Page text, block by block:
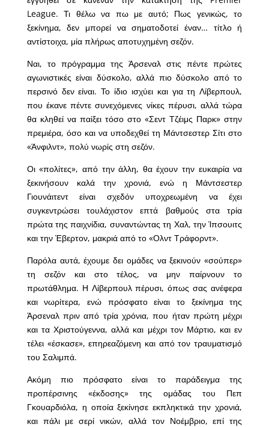
League. Τι θέλω να πω με αυτό; Πως γενικώς, το
ξεκίνημα, δεν μπορεί να σηματοδοτεί έναν… τίτλο ή
αντίστοιχα, μία πλήρως αποτυχημένη σεζόν.
Ναι, το πρόγραμμα της Άρσεναλ στις πέντε πρώτες
αγωνιστικές είναι δύσκολο, αλλά πιο δύσκολο από το
περσινό δεν είναι. Το ίδιο ισχύει και για τη Λίβερπουλ,
που έκανε πέντε συνεχόμενες νίκες πέρυσι, αλλά τώρα
θα κληθεί να παίξει τόσο στο «Σεντ Τζέιμς Παρκ» στην
πρεμιέρα, όσο και να υποδεχθεί τη Μάντσεστερ Σίτι στο
«Άνφιλντ», πολύ νωρίς στη σεζόν.
Οι «πολίτες», από την άλλη, θα έχουν την ευκαιρία να
ξεκινήσουν καλά την χρονιά, ενώ η Μάντσεστερ
Γιουνάιτεντ είναι σχεδόν υποχρεωμένη να έχει
συγκεντρώσει τουλάχιστον επτά βαθμούς στα τρία
πρώτα της παιχνίδια, συναντώντας τη Χαλ, την Ίπσουιτς
και την Έβερτον, μακριά από το «Ολντ Τράφορντ».
Παρόλα αυτά, έχουμε δει ομάδες να ξεκινούν «σούπερ»
τη σεζόν και στο τέλος, να μην παίρνουν το
πρωτάθλημα. Η Λίβερπουλ πέρυσι, όπως σας ανέφερα
και νωρίτερα, ενώ πρόσφατο είναι το ξεκίνημα της
Άρσεναλ πριν από τρία χρόνια, που ήταν πρώτη μέχρι
και τα Χριστούγεννα, αλλά και μέχρι τον Μάρτιο, και εν
τέλει «έσκασε», επηρεαζόμενη και από τον τραυματισμό
του Σαλιμπά.
Ακόμη πιο πρόσφατο είναι το παράδειγμα της
προπέρσινης «έκδοσης» της ομάδας του Πεπ
Γκουαρδιόλα, η οποία ξεκίνησε εκπληκτικά την χρονιά,
και πάλι με σερί νικών, αλλά τον Νοέμβριο, επί της